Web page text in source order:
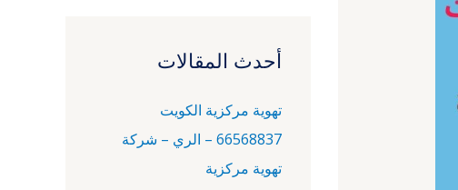
ث
ن
:
أحدث المقالات
تهوية مركزية الكويت
66568837 – الري – شركة
تهوية مركزية